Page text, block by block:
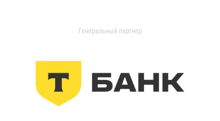
Генеральный партнер